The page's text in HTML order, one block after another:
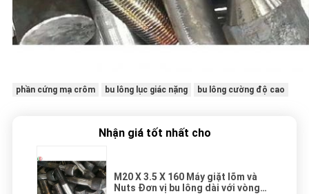
phần cứng mạ crôm bu lông lục giác nặng bu lông cường độ cao
Nhận giá tốt nhất cho
M20 X 3.5 X 160 Máy giặt lõm và
Nuts Đơn vị bu lông dài với vòng